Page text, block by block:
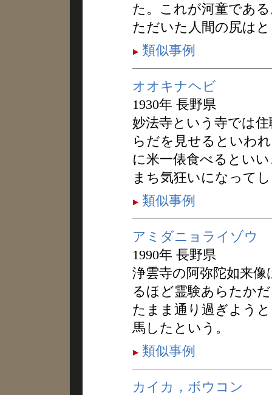
た。これが河童であ
ただいた人間の尻は
類似事例
オオキナヘビ
1930年 長野県
妙法寺という寺では
らだを見せるといわ
に米一俵食べるとい
まち気狂いになって
類似事例
アミダニョライゾウ
1990年 長野県
浄雲寺の阿弥陀如来
るほど霊験あらたか
たまま通り過ぎよう
馬したという。
類似事例
カイカ，ボウコン